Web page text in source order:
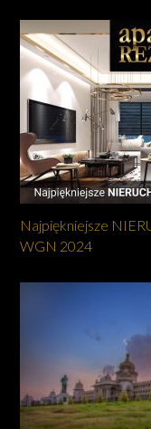
Najpiękniejsze
WGN 2024